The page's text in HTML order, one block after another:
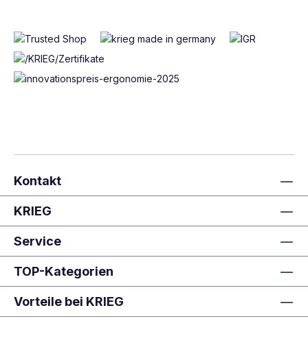
Kontakt
KRIEG
Service
TOP-Kategorien
Vorteile bei KRIEG